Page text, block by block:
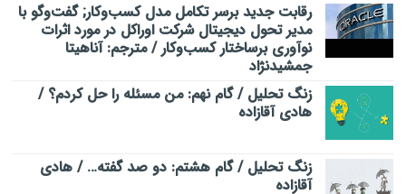
رقابت جدید برسر تکامل مدل کسب‌و‌کار; گفت‌وگو با
مدیر تحول دیجیتال شرکت اوراکل در مورد اثرات
نوآوری برساختار کسب‌وکار / مترجم: آناهیتا
جمشیدنژاد
زنگ تحلیل / گام نهم: من مسئله را حل کردم؟ /
هادی آقازاده
زنگ تحلیل / گام هشتم: دو صد گفته… / هادی
آقازاده